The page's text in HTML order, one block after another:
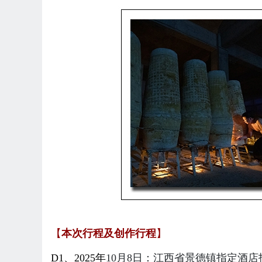
【本次行程及创作行程】
D1、 2025年10月8 日：江西省景德镇指定酒店